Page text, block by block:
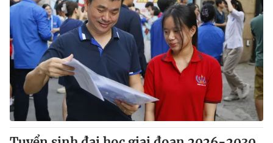
® Cấm sao chép dưới mọi hình thức nếu không có sự chấp
thuận bằng văn bản. Ghi rõ nguồn VTV.vn khi phát hành lại